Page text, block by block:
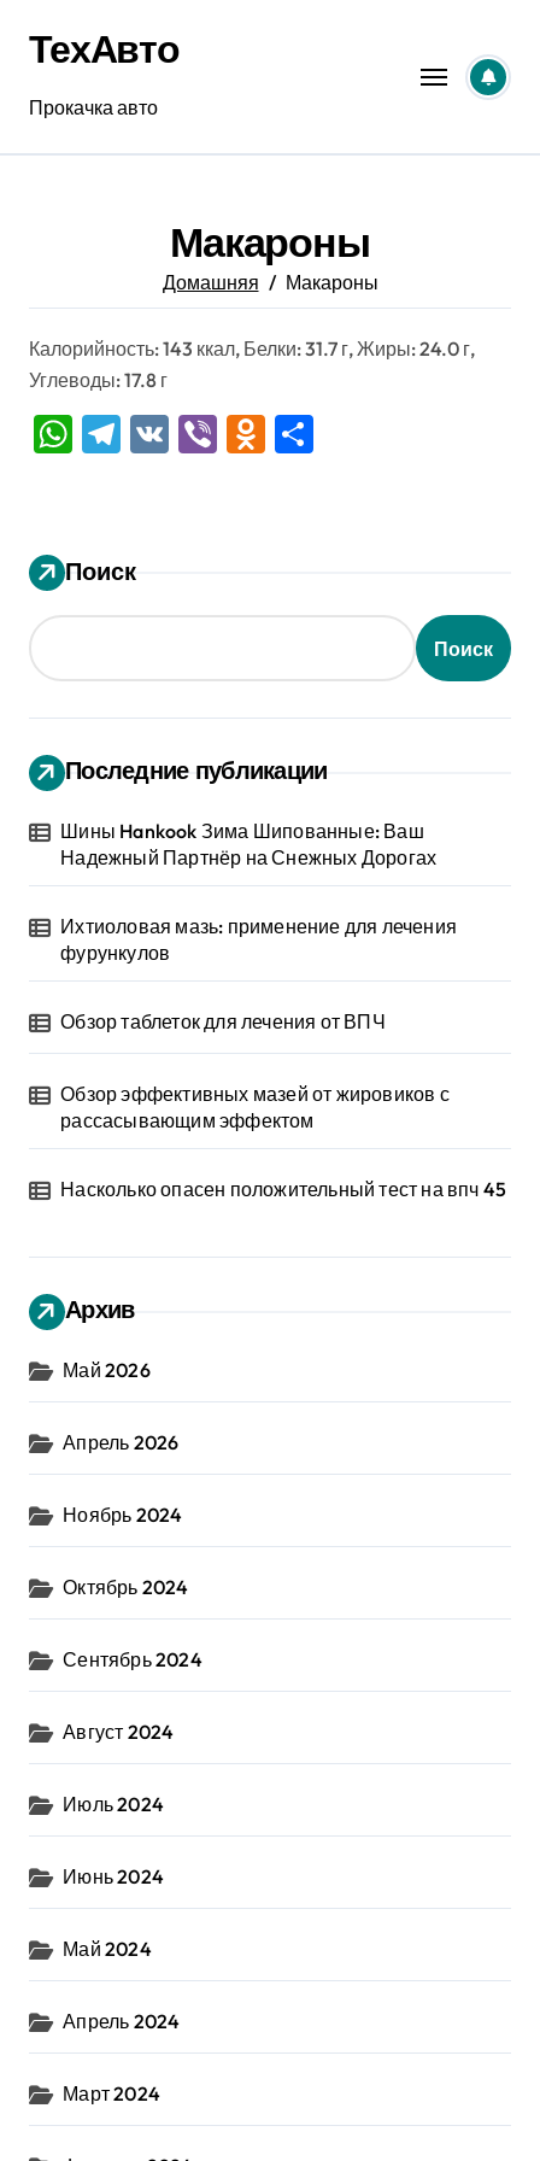
содержанию
ТехАвто
Прокачка авто
Макароны
Домашняя Макароны
Калорийность: 143 ккал, Белки: 31.7 г, Жиры: 24.0 г,
Углеводы: 17.8 г
WhatsApp
Telegram
VK ViberOdnoklassniki
Поиск
Поиск
Последние публикации
Шины Hankook Зима Шипованные: Ваш
Надежный Партнёр на Снежных Дорогах
Ихтиоловая мазь: применение для лечения
фурункулов
Обзор таблеток для лечения от ВПЧ
Обзор эффективных мазей от жировиков с
рассасывающим эффектом
Насколько опасен положительный тест на впч 45
Архив
Май 2026
Апрель 2026
Ноябрь 2024
Октябрь 2024
Сентябрь 2024
Август 2024
Июль 2024
Июнь 2024
Май 2024
Апрель 2024
Март 2024